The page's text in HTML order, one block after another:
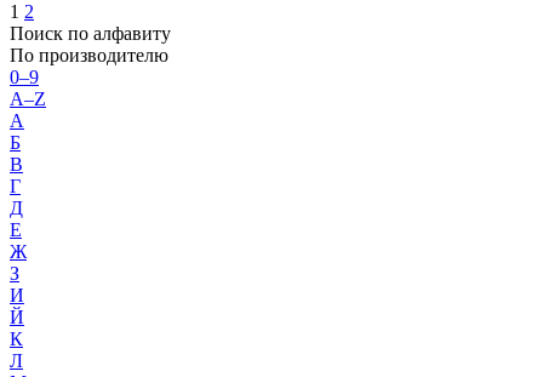
1 2
Поиск по алфавиту
По производителю
0–9
A–Z
А
Б
В
Г
Д
Е
Ж
З
И
Й
К
Л